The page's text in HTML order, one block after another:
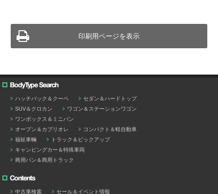
印刷用ページを表示
ハッチバック＆クーペ
セダン＆ハードトップ
SUV＆クロカン
ワゴン＆ステーションワゴン
ワンボックス＆ミニバン
オープン＆カブリオレ
コンパクト＆軽自動車
福祉車輛
トラック＆ピックアップ
キャンピングカー＆特殊車両
商用バン＆商用トラック
中古車検索 セール＆イベント情報